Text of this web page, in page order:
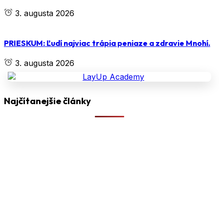
3. augusta 2026
PRIESKUM: Ľudí najviac trápia peniaze a zdravie Mnohí.
3. augusta 2026
Najčítanejšie články